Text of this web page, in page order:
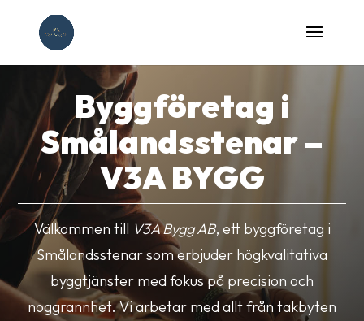
Byggföretag i
Smålandsstenar –
V3A BYGG
Välkommen till V3A Bygg AB, ett byggföretag i
Smålandsstenar som erbjuder högkvalitativa
byggtjänster med fokus på precision och
noggrannhet. Vi arbetar med allt från takbyten